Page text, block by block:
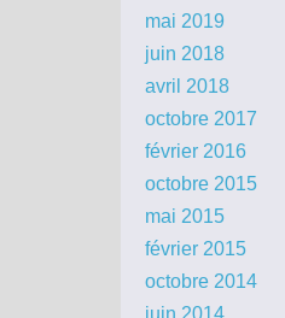
mai 2019
juin 2018
avril 2018
octobre 2017
février 2016
octobre 2015
mai 2015
février 2015
octobre 2014
juin 2014